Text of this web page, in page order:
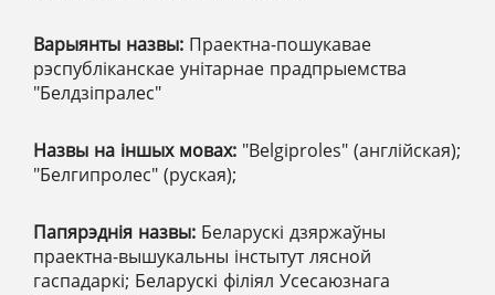
Варыянты назвы: Праектна-пошукавае
рэспубліканскае унітарнае прадпрыемства
"Белдзіпралес"
Назвы на іншых мовах: "Belgiproles" (англійская);
"Белгипролес" (руская);
Папярэднія назвы: Беларускі дзяржаўны
праектна-вышукальны інстытут лясной
гаспадаркі; Беларускі філіял Усесаюзнага